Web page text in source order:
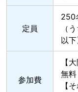
定員
250
（
以
参加費
【
無料
【